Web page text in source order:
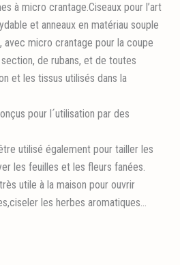
à micro crantage.Ciseaux pour l’art
et anneaux en matériau souple
avec micro crantage pour la coupe
de rubans, et de toutes
et les tissus utilisés dans la
pour l´utilisation par des
utilisé également pour tailler les
les feuilles et les fleurs fanées.
utile à la maison pour ouvrir
les herbes aromatiques…